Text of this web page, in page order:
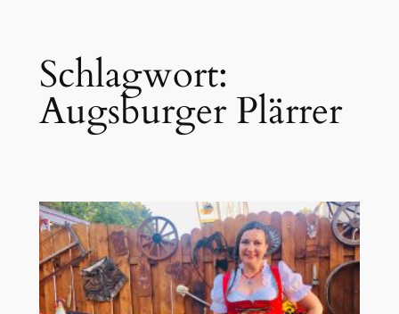
Inhalt
springenSchlagwort:
Augsburger Plärrer